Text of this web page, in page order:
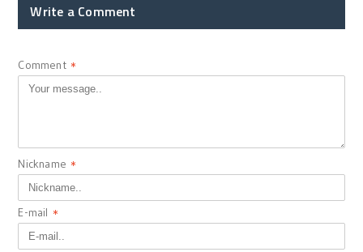
Write a Comment
Comment *
Nickname *
E-mail *